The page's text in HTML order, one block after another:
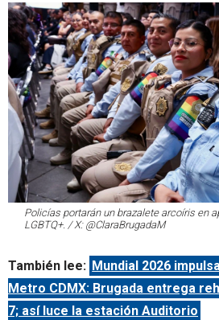
Policías portarán un brazalete arcoíris en
LGBTQ+. / X: @ClaraBrugadaM
También lee: Mundial 2026
Metro CDMX: Brugada entrega
7; así luce la estación Auditorio